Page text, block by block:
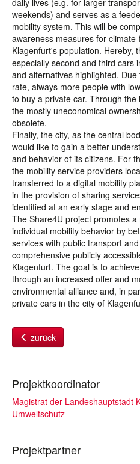
daily lives (e.g. for larger
weekends) and serves as a
mobility system. This will be
awareness measures for
Klagenfurt's population. Hereby,
especially second and third cars
and alternatives highlighted.
rate, always more people with
to buy a private car. Through
the mostly uneconomical
obsolete.
Finally, the city, as the central
would like to gain a better
and behavior of its citizens. For
the mobility service providers
transferred to a digital mobility
in the provision of sharing
identified at an early stage and
The Share4U project promotes
individual mobility behavior by
services with public transport
comprehensive publicly
Klagenfurt. The goal is to
through an increased offer and
environmental alliance and, in
private cars in the city of
zurück
Projektkoordinator
Magistrat der Landeshauptstadt
Umweltschutz
Projektpartner